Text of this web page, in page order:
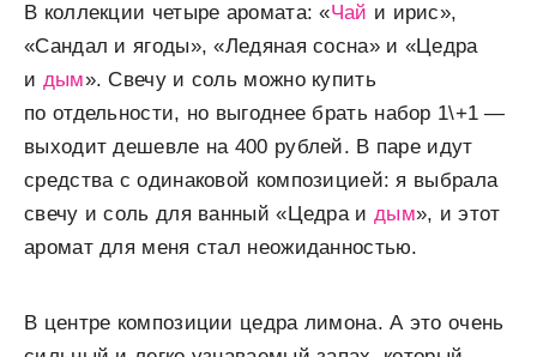
В коллекции четыре аромата: «Чай и ирис»,
«Сандал и ягоды», «Ледяная сосна» и «Цедра
и дым». Свечу и соль можно купить
по отдельности, но выгоднее брать набор 1\+1 —
выходит дешевле на 400 рублей. В паре идут
средства с одинаковой композицией: я выбрала
свечу и соль для ванный «Цедра и дым», и этот
аромат для меня стал неожиданностью.
В центре композиции цедра лимона. А это очень